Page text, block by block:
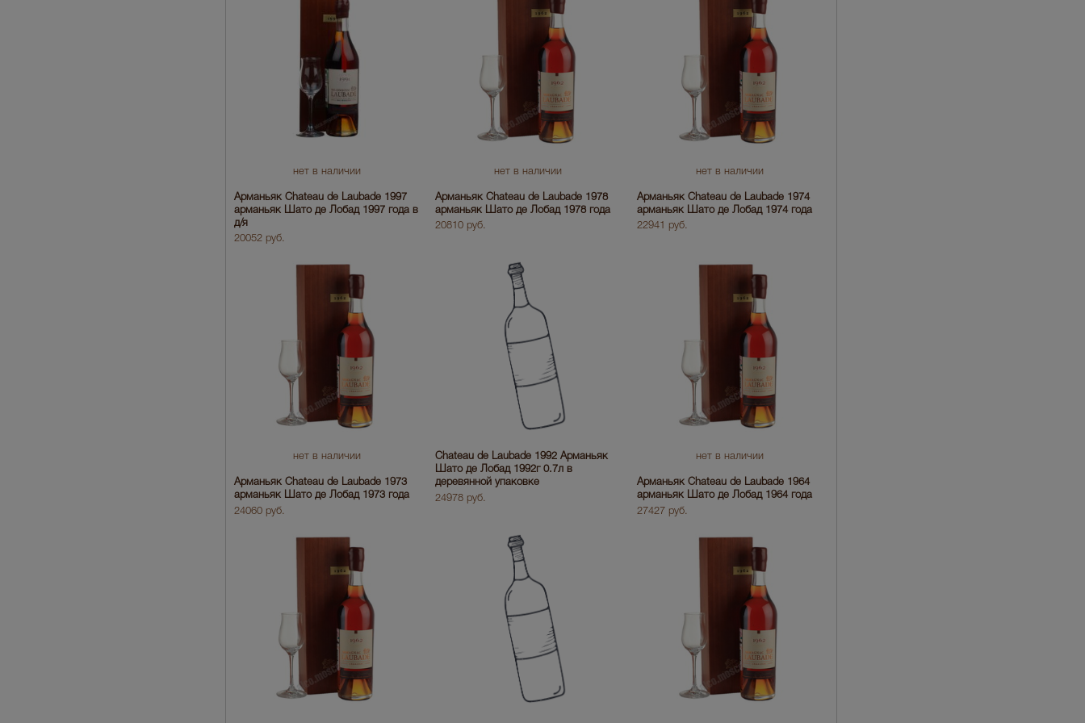
нет в наличии
Арманьяк Chateau de Laubade 1997
арманьяк Шато де Лобад 1997 года в
д/я
20052 руб.
нет в наличии
Арманьяк Chateau de Laubade 1978
арманьяк Шато де Лобад 1978 года
20810 руб.
нет в наличии
Арманьяк Chateau de Laubade 1974
арманьяк Шато де Лобад 1974 года
22941 руб.
нет в наличии
Арманьяк Chateau de Laubade 1973
арманьяк Шато де Лобад 1973 года
24060 руб.
Chateau de Laubade 1992 Арманьяк
Шато де Лобад 1992г 0.7л в
деревянной упаковке
24978 руб.
нет в наличии
Арманьяк Chateau de Laubade 1964
арманьяк Шато де Лобад 1964 года
27427 руб.